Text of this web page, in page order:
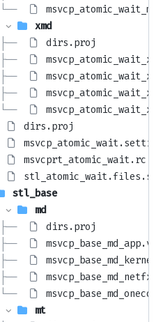
xmd
dirs.proj
dirs.proj
msvcprt_atomic_wait.rc
stl_base
md
dirs.proj
mt